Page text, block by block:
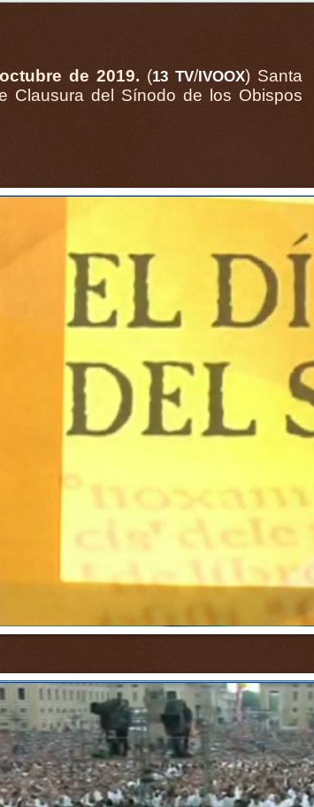
de 2019. (13 TV/IVOOX) Santa
Clausura del Sínodo de los Obispos
Presidida por el Papa Francisco en la Plaza de
e Roma, con el Tema de la Pan-